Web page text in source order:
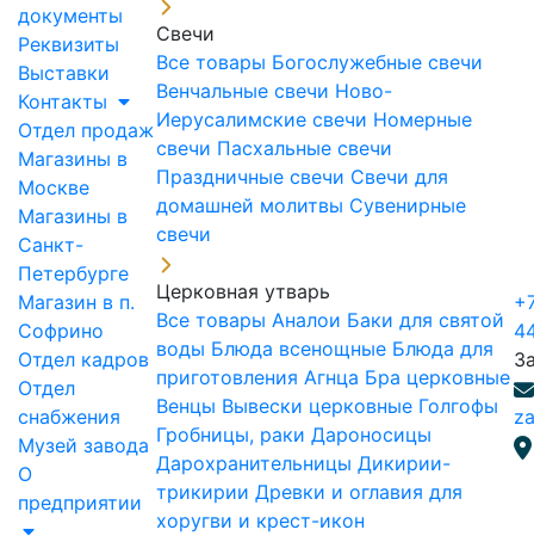
документы
Реквизиты
Выставки
Контакты
Отдел продаж
Магазины в
Москве
Магазины в
Санкт-
Петербурге
Магазин в п.
Софрино
Отдел кадров
Отдел
снабжения
Музей завода
О
предприятии
Свечи
Все товары Богослужебные свечи
Венчальные свечи Ново-
Иерусалимские свечи Номерные
свечи Пасхальные свечи
Праздничные свечи Свечи для
домашней молитвы Сувенирные
свечи
Церковная утварь
Все товары Аналои Баки для святой
воды Блюда всенощные Блюда для
приготовления Агнца Бра церковные
Венцы Вывески церковные Голгофы
Гробницы, раки Дароносицы
Дарохранительницы Дикирии-
трикирии Древки и оглавия для
хоругви и крест-икон